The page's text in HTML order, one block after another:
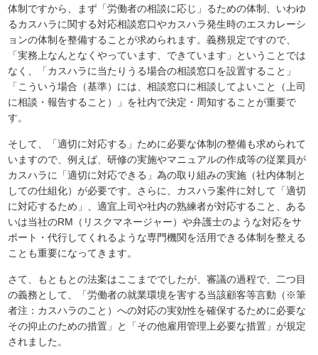
体制ですから、まず「労働者の相談に応じ」るための体制、いわゆ
るカスハラに関する対応相談窓口やカスハラ発生時のエスカレーシ
ョンの体制を整備することが求められます。義務規定ですので、
「実務上なんとなくやっています、できています」ということでは
なく、「カスハラに当たりうる場合の相談窓口を設置すること」
「こういう場合（基準）には、相談窓口に相談してよいこと（上司
に相談・報告すること）」を社内で決定・周知することが重要で
す。
そして、「適切に対応する」ために必要な体制の整備も求められて
いますので、例えば、研修の実施やマニュアルの作成等の従業員が
カスハラに「適切に対応できる」為の取り組みの実施（社内体制と
しての仕組化）が必要です。さらに、カスハラ案件に対して「適切
に対応するため」、適宜上司や社内の熟練者が対応すること、ある
いは当社のRM（リスクマネージャー）や弁護士のような対応をサ
ポート・代行してくれるような専門機関を活用できる体制を整える
ことも重要になってきます。
さて、もともとの法案はここまででしたが、審議の過程で、二つ目
の義務として、「労働者の就業環境を害する当該顧客等言動（※筆
者注：カスハラのこと）への対応の実効性を確保するために必要な
その抑止のための措置」と「その他雇用管理上必要な措置」が規定
されました。